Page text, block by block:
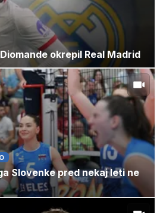
okrepil Real Madrid
Slovenke pred nekaj leti ne